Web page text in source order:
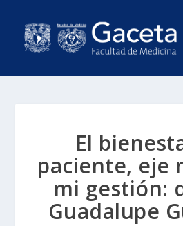
El
paciente, eje
mi gestión:
Guadalupe